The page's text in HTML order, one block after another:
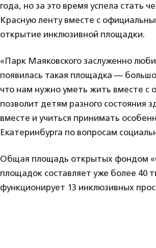
года, но за это время успела стать
Красную ленту вместе с
открытие инклюзивной площадки.
«Парк Маяковского заслуженно
появилась такая площадка —
что нам нужно уметь жить вместе
позволит детям разного состояния
вместе и учиться принимать
Екатеринбурга по вопросам
Общая площадь открытых фондом
площадок составляет уже более 40
функционирует 13 инклюзивных